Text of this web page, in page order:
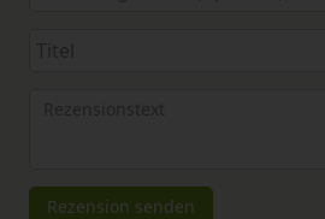
Rezensionstext
Rezension senden